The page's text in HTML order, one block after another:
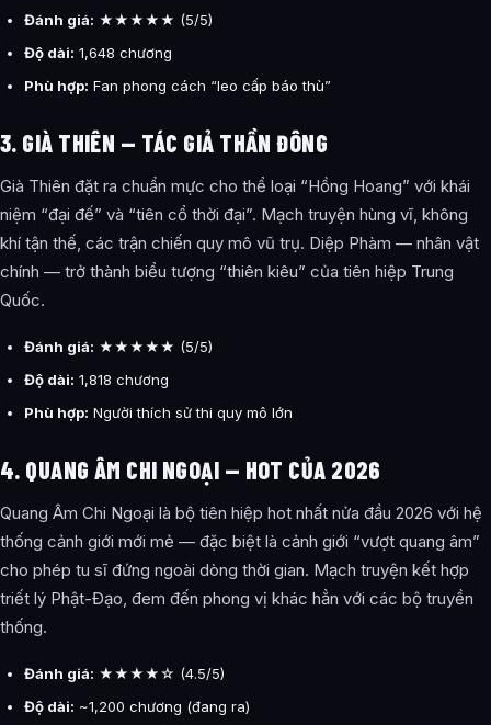
Đánh giá: ★★★★★ (5/5)
Độ dài: 1,648 chương
Phù hợp: Fan phong cách “leo cấp báo thù”
3. GIÀ THIÊN — TÁC GIẢ THẦN ĐÔNG
Già Thiên đặt ra chuẩn mực cho thể loại “Hồng Hoang” với khái
niệm “đại đế” và “tiên cổ thời đại”. Mạch truyện hùng vĩ, không
khí tận thế, các trận chiến quy mô vũ trụ. Diệp Phàm — nhân vật
chính — trở thành biểu tượng “thiên kiêu” của tiên hiệp Trung
Quốc.
Đánh giá: ★★★★★ (5/5)
Độ dài: 1,818 chương
Phù hợp: Người thích sử thi quy mô lớn
4. QUANG ÂM CHI NGOẠI — HOT CỦA 2026
Quang Âm Chi Ngoại là bộ tiên hiệp hot nhất nửa đầu 2026 với hệ
thống cảnh giới mới mẻ — đặc biệt là cảnh giới “vượt quang âm”
cho phép tu sĩ đứng ngoài dòng thời gian. Mạch truyện kết hợp
triết lý Phật-Đạo, đem đến phong vị khác hẳn với các bộ truyền
thống.
Đánh giá: ★★★★☆ (4.5/5)
Độ dài: ~1,200 chương (đang ra)